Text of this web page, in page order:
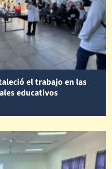
el trabajo en las
educativos